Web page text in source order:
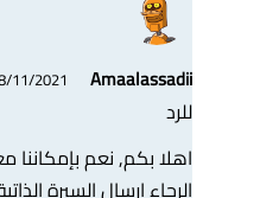
Amaalassadii
08/11/2021
للرد
اهلا بكم, نعم بإمكاننا
الرجاء ارسال السيرة